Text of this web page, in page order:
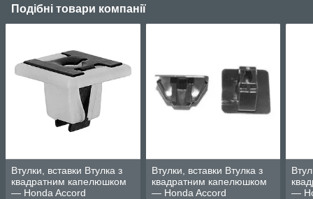
Подібні товари компанії
Втулки, вставки Втулка з
квадратним капелюшком
— Honda Accord
Втулки, вставки Втулка з
квадратним капелюшком
— Honda Accord
—